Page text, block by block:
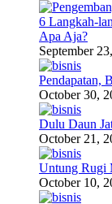
6 Langkah-
Apa Aja?
September
Pendapatan,
October 30,
Dulu Daun
October 21,
Untung Rugi
October 10,